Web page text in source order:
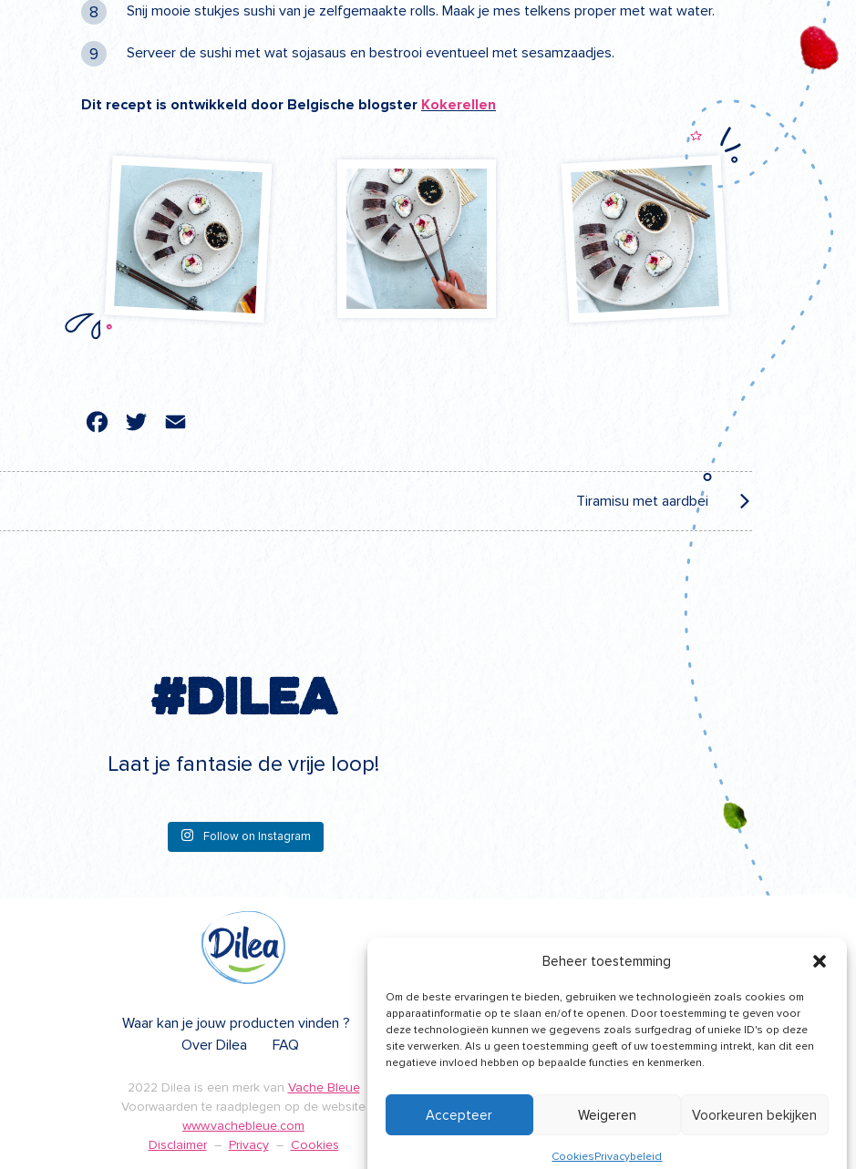
Beheer toestemming
Om de beste ervaringen te bieden, gebruiken we technologieën zoals cookies om
apparaatinformatie op te slaan en/of te openen. Door toestemming te geven voor
deze technologieën kunnen we gegevens zoals surfgedrag of unieke ID's op deze
site verwerken. Als u geen toestemming geeft of uw toestemming intrekt, kan dit een
negatieve invloed hebben op bepaalde functies en kenmerken.
Accepteer Weigeren Voorkeuren bekijken
CookiesPrivacybeleid
Snij mooie stukjes sushi van je zelfgemaakte rolls. Maak je mes telkens proper met wat water.
Serveer de sushi met wat sojasaus en bestrooi eventueel met sesamzaadjes.
Dit recept is ontwikkeld door Belgische blogster Kokerellen
Facebook
Twitter
Email
Tiramisu met aardbei
#Dilea
Laat je fantasie de vrije loop!
Follow on Instagram
Waar kan je jouw producten vinden ?
Over Dilea
FAQ
2022 Dilea is een merk van Vache Bleue
Voorwaarden te raadplegen op de website
www.vachebleue.com
Disclaimer– Privacy– Cookies
Nieuws van ons
ontvangen